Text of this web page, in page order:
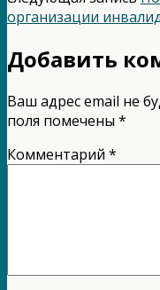
организации
Добавить
Ваш адрес email не
поля помечены *
Комментарий *